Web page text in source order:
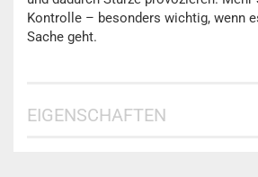
Kontrolle – besonders wichtig, wenn
Sache geht.
EIGENSCHAFTEN